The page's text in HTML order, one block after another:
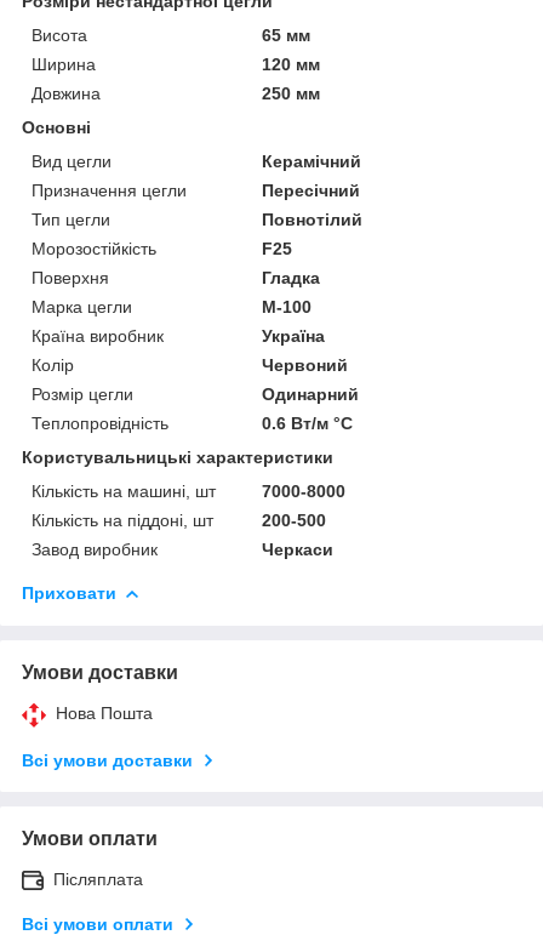
Висота
65 мм
Ширина
120 мм
Довжина
250 мм
Основні
Вид цегли
Керамічний
Призначення цегли
Пересічний
Тип цегли
Повнотілий
Морозостійкість
F25
Поверхня
Гладка
Марка цегли
М-100
Країна виробник
Україна
Колір
Червоний
Розмір цегли
Одинарний
Теплопровідність
0.6 Вт/м °С
Користувальницькі характеристики
Кількість на машині, шт
7000-8000
Кількість на піддоні, шт
200-500
Завод виробник
Черкаси
Приховати
Умови доставки
Нова Пошта
Всі умови доставки
Умови оплати
Післяплата
Всі умови оплати